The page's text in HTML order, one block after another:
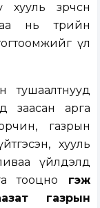
зөрчсөн
нь төрийн
үл
тушаалтнууд
заасан арга
газрын
хууль
үйлдэлд
тооцно гэж
газрын